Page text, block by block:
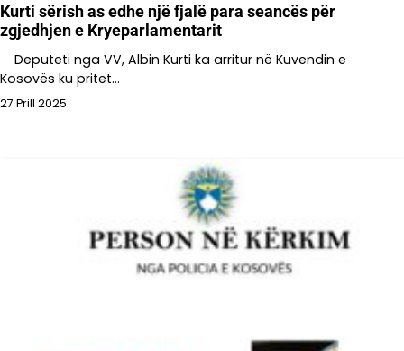
Kurti sërish as edhe një fjalë para seancës për
zgjedhjen e Kryeparlamentarit
Deputeti nga VV, Albin Kurti ka arritur në Kuvendin e
Kosovës ku pritet…
27 Prill 2025